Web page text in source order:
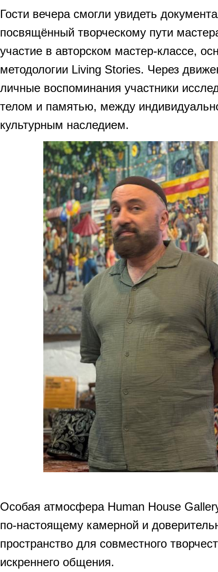
Гости вечера смогли увидеть
посвящённый творческому пути
участие в авторском мастер-классе,
методологии Living Stories. Через
личные воспоминания участники
телом и памятью, между
культурным наследием.
Особая атмосфера Human House
по-настоящему камерной и
пространство для совместного
искреннего общения.